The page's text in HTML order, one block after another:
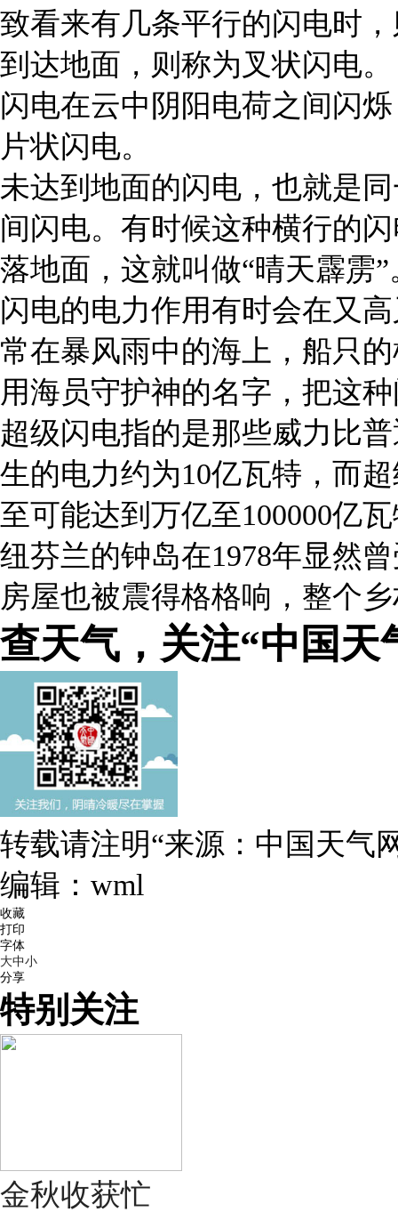
致看来有几条平行的闪电时
到达地面，则称为叉状闪电。
闪电在云中阴阳电荷之间闪
片状闪电。
未达到地面的闪电，也就是
间闪电。有时候这种横行的
落地面，这就叫做“晴天霹雳”
闪电的电力作用有时会在又
常在暴风雨中的海上，船只
用海员守护神的名字，把这
超级闪电指的是那些威力比
生的电力约为10亿瓦特，而
至可能达到万亿至100000亿
纽芬兰的钟岛在1978年显然
房屋也被震得格格响，整个
查天气，关注“中国天
转载请注明“来源：中国天气
编辑：wml
收藏
打印
字体
大中小
分享
特别关注
金秋收获忙